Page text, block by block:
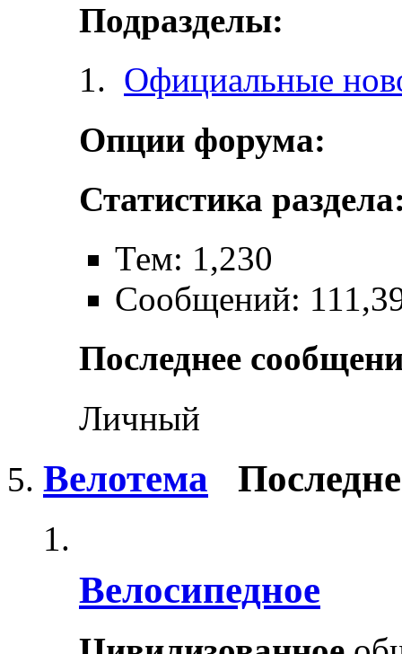
Подразделы:
Официальные
Опции форума:
Статистика
Тем: 1,230
Сообщений:
Последнее
Личный
Велотема
Велосипедное